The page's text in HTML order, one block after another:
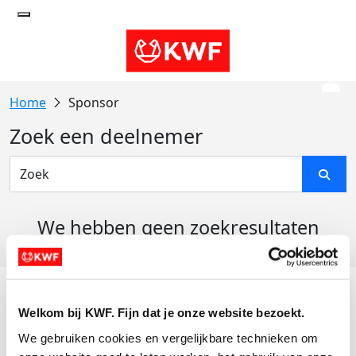
Welkom bij KWF. Fijn dat je onze website bezoekt.
We gebruiken cookies en vergelijkbare technieken om
Sponsor
Zoek een deelnemer
We hebben geen zoekresultaten
Actiematerialen
Evenementen